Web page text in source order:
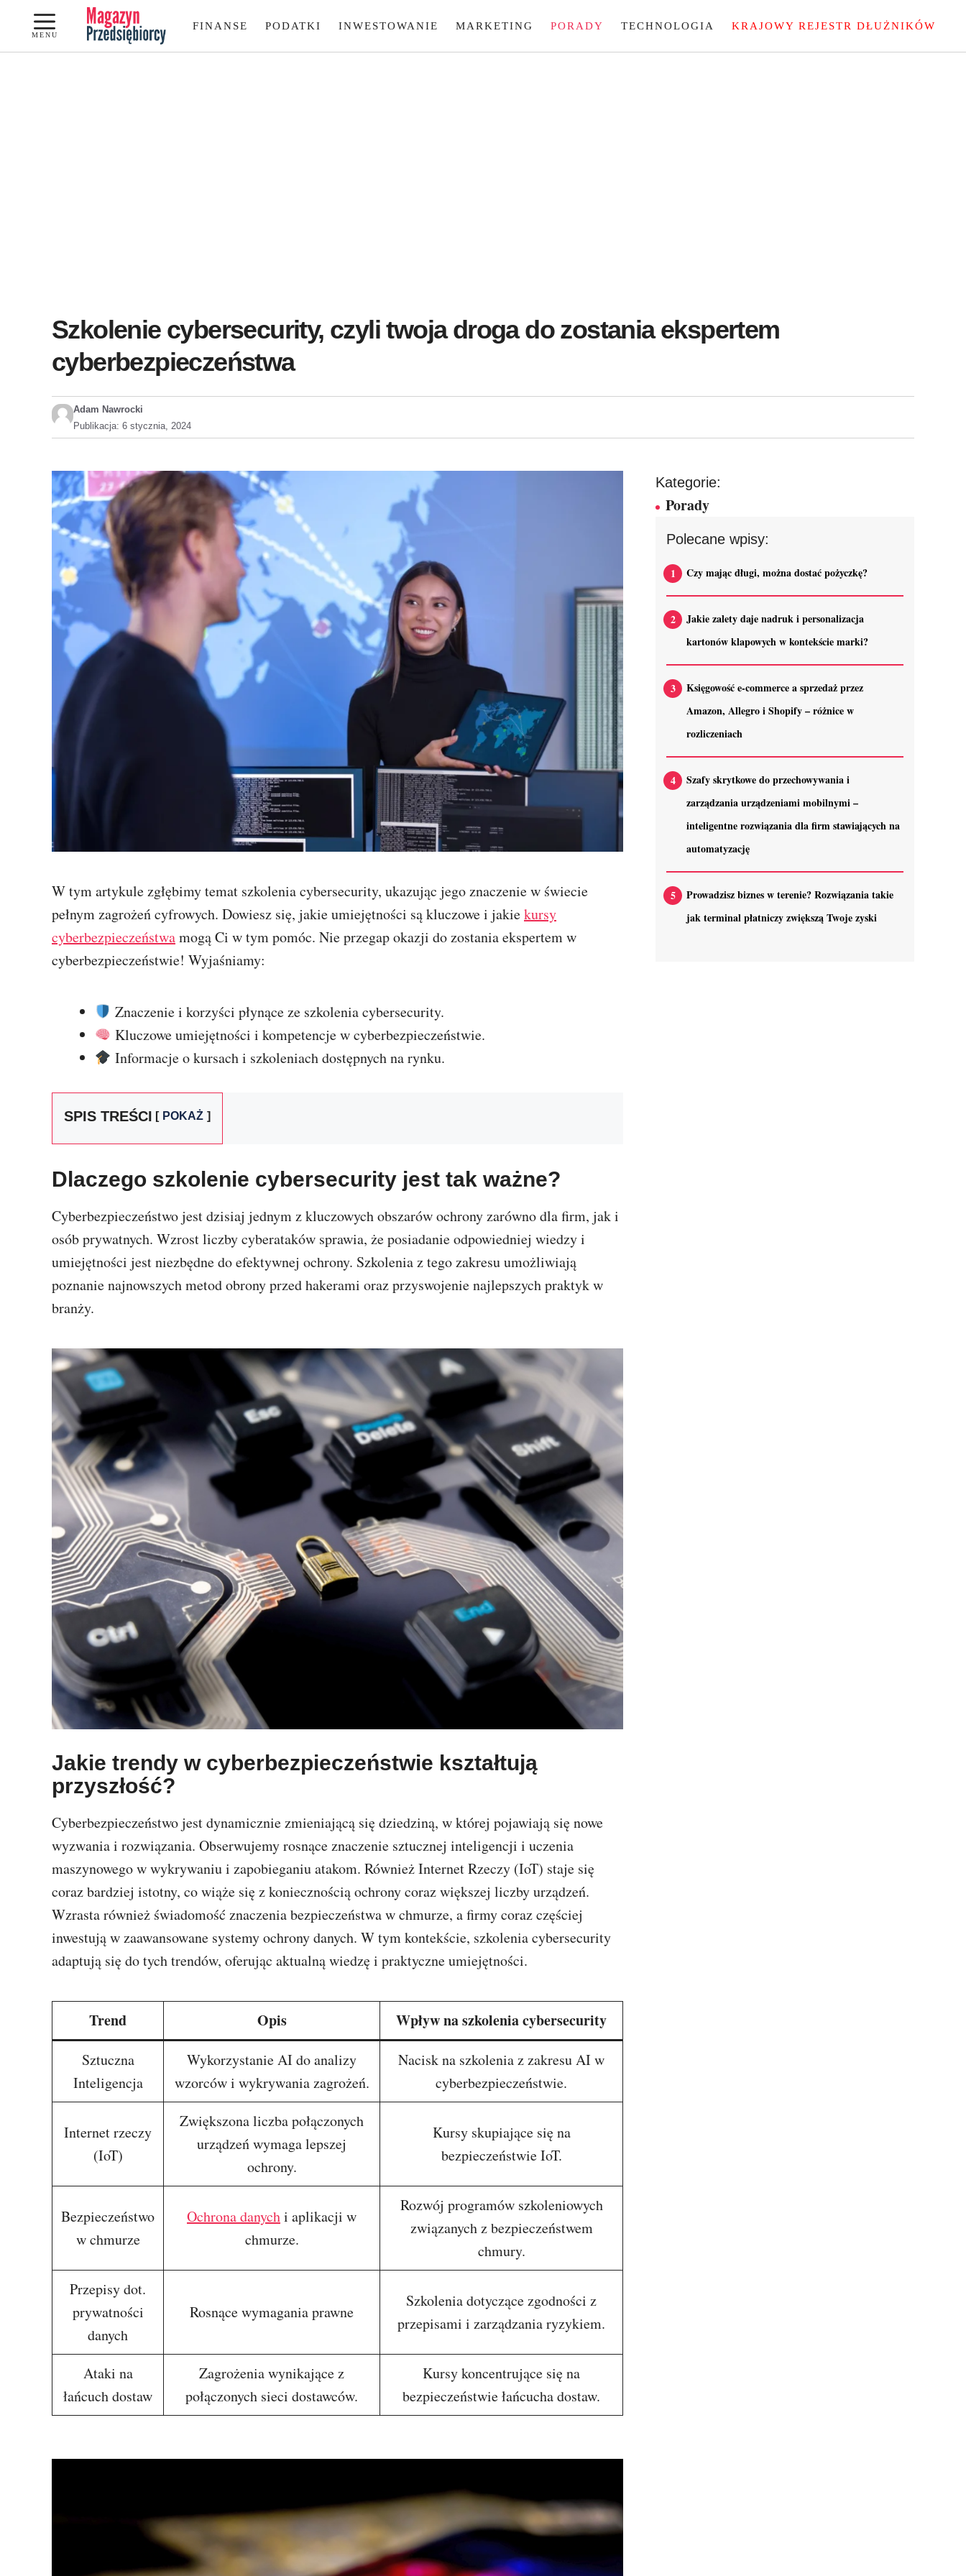
Przejdź
treści
MENU
FINANSE PODATKI INWESTOWANIE MARKETING PORADY TECHNOLOGIA KRAJOWY REJESTR DŁUŻNIKÓW
Szkolenie cybersecurity, czyli twoja droga do zostania ekspertem
cyberbezpieczeństwa
Adam Nawrocki
Publikacja: 6 stycznia, 2024
W tym artykule zgłębimy temat szkolenia cybersecurity, ukazując jego znaczenie w świecie
pełnym zagrożeń cyfrowych. Dowiesz się, jakie umiejętności są kluczowe i jakiekursy
cyberbezpieczeństwamogą Ci w tym pomóc. Nie przegap okazji do zostania ekspertem w
cyberbezpieczeństwie! Wyjaśniamy:
Znaczenie i korzyści płynące ze szkolenia cybersecurity.
Kluczowe umiejętności i kompetencje w cyberbezpieczeństwie.
Informacje o kursach i szkoleniach dostępnych na rynku.
SPIS TREŚCI POKAŻ
Dlaczego szkolenie cybersecurity jest tak ważne?
Cyberbezpieczeństwo jest dzisiaj jednym z kluczowych obszarów ochrony zarówno dla firm, jak i
osób prywatnych. Wzrost liczby cyberataków sprawia, że posiadanie odpowiedniej wiedzy i
umiejętności jest niezbędne do efektywnej ochrony. Szkolenia z tego zakresu umożliwiają
poznanie najnowszych metod obrony przed hakerami oraz przyswojenie najlepszych praktyk w
branży.
Jakie trendy w cyberbezpieczeństwie kształtują
przyszłość?
Cyberbezpieczeństwo jest dynamicznie zmieniającą się dziedziną, w której pojawiają się nowe
wyzwania i rozwiązania. Obserwujemy rosnące znaczenie sztucznej inteligencji i uczenia
maszynowego w wykrywaniu i zapobieganiu atakom. Również Internet Rzeczy (IoT) staje się
coraz bardziej istotny, co wiąże się z koniecznością ochrony coraz większej liczby urządzeń.
Wzrasta również świadomość znaczenia bezpieczeństwa w chmurze, a firmy coraz częściej
inwestują w zaawansowane systemy ochrony danych. W tym kontekście, szkolenia cybersecurity
adaptują się do tych trendów, oferując aktualną wiedzę i praktyczne umiejętności.
Trend Opis Wpływ na szkolenia cybersecurity
Sztuczna
Inteligencja
Wykorzystanie AI do analizy
wzorców i wykrywania zagrożeń.
Nacisk na szkolenia z zakresu AI w
cyberbezpieczeństwie.
Internet rzeczy
(IoT)
Zwiększona liczba połączonych
urządzeń wymaga lepszej
ochrony.
Kursy skupiające się na
bezpieczeństwie IoT.
Bezpieczeństwo
w chmurze
Ochrona danychi aplikacji w
chmurze.
Rozwój programów szkoleniowych
związanych z bezpieczeństwem
chmury.
Przepisy dot.
prywatności
danych
Rosnące wymagania prawne
Szkolenia dotyczące zgodności z
przepisami i zarządzania ryzykiem.
Ataki na
łańcuch dostaw
Zagrożenia wynikające z
połączonych sieci dostawców.
Kursy koncentrujące się na
bezpieczeństwie łańcucha dostaw.
Kategorie:
Porady
Polecane wpisy:
Czy mając długi, można dostać pożyczkę?
Jakie zalety daje nadruk i personalizacja
kartonów klapowych w kontekście marki?
Księgowość e-commerce a sprzedaż przez
Amazon, Allegro i Shopify – różnice w
rozliczeniach
Szafy skrytkowe do przechowywania i
zarządzania urządzeniami mobilnymi –
inteligentne rozwiązania dla firm stawiających na
automatyzację
Prowadzisz biznes w terenie? Rozwiązania takie
jak terminal płatniczy zwiększą Twoje zyski